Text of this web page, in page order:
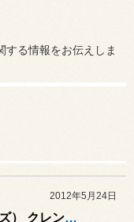
する情報をお伝えしま
2012年5月24日
☆★☆ Weds（ウェッズ） クレンツェフェア開催 ☆★☆